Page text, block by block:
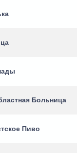
Больница
Пиво